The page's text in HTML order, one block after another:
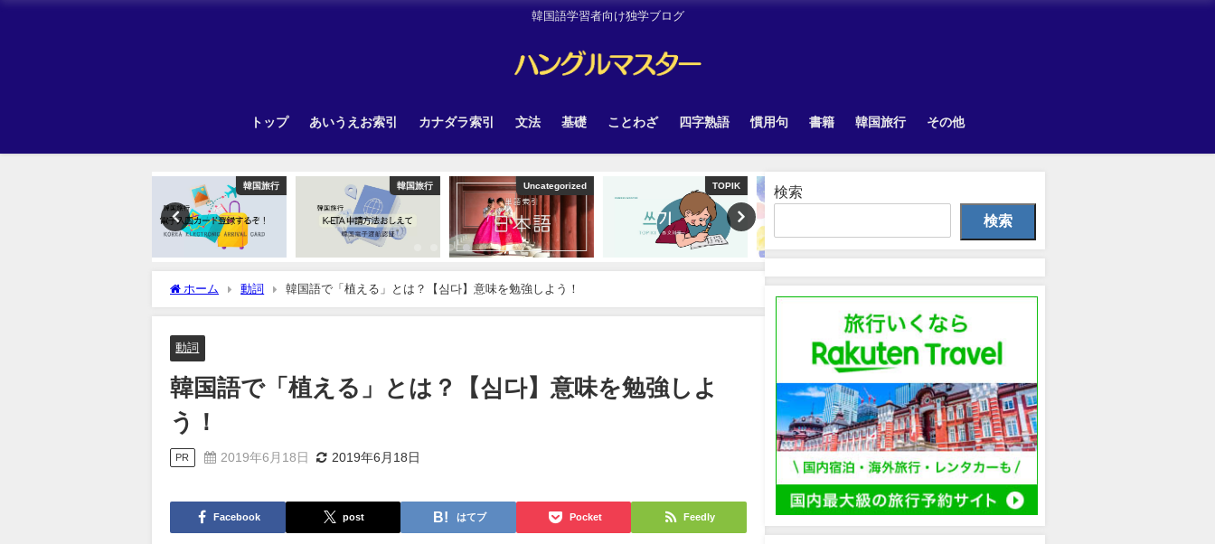
韓国語学習者向け独学ブログ
トップ あいうえお索引 カナダラ索引 文法 基礎 ことわざ 四字熟語 慣用句 書籍 韓国旅行 その他
韓国旅行 Uncategorized TOPIK Other
ホーム 動詞 韓国語で「植える」とは？【심다】意味を勉強しよう！
動詞
韓国語で「植える」とは？【심다】意味を勉強しよ
う！
PR 2019年6月18日 2019年6月18日
Facebook post はてブ Pocket Feedly
検索
検索